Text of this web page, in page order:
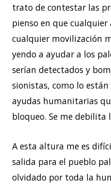
trato de contestar las
pienso en que
cualquier movilización
yendo a ayudar a los
serían detectados y
sionistas, como lo
ayudas humanitarias
bloqueo. Se me debilita
A esta altura me es
salida para el pueblo
olvidado por toda la